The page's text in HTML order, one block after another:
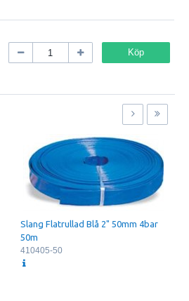
Köp
Slang Flatrullad Blå 2" 50mm 4bar
50m
410405-50